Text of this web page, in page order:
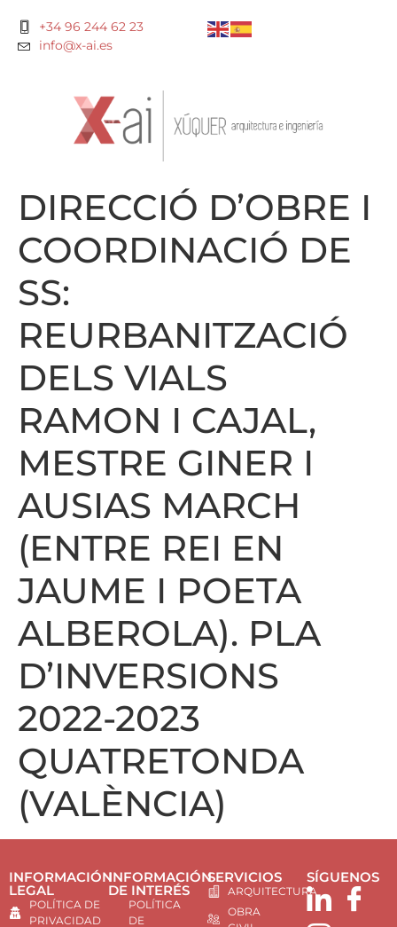
+34 96 244 62 23
info@x-ai.es
DIRECCIÓ D’OBRE I
COORDINACIÓ DE
SS:
REURBANITZACIÓ
DELS VIALS
RAMON I CAJAL,
MESTRE GINER I
AUSIAS MARCH
(ENTRE REI EN
JAUME I POETA
ALBEROLA). PLA
D’INVERSIONS
2022-2023
QUATRETONDA
(VALÈNCIA)
INFORMACIÓN
LEGAL
POLÍTICA DE
PRIVACIDAD
INFORMACIÓN
DE INTERÉS
POLÍTICA
DE
SERVICIOS
ARQUITECTURA
OBRA
SÍGUENOS